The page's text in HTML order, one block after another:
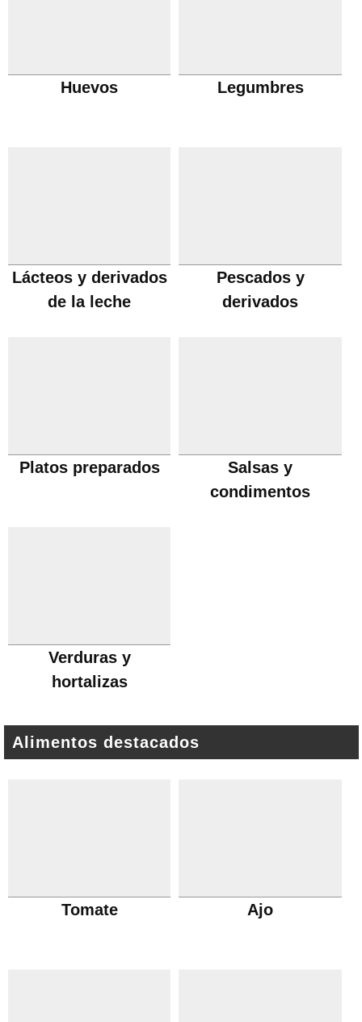
Huevos Legumbres
Lácteos y derivados
de la leche
Pescados y
derivados
Platos preparados
Salsas y
condimentos
Verduras y
hortalizas
Alimentos destacados
Tomate Ajo